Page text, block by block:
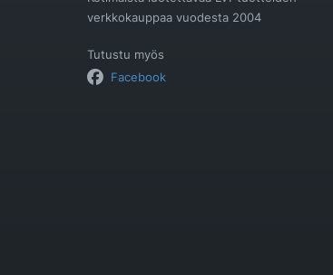
verkkokauppaa vuodesta 2004
Tutustu myös
Facebook